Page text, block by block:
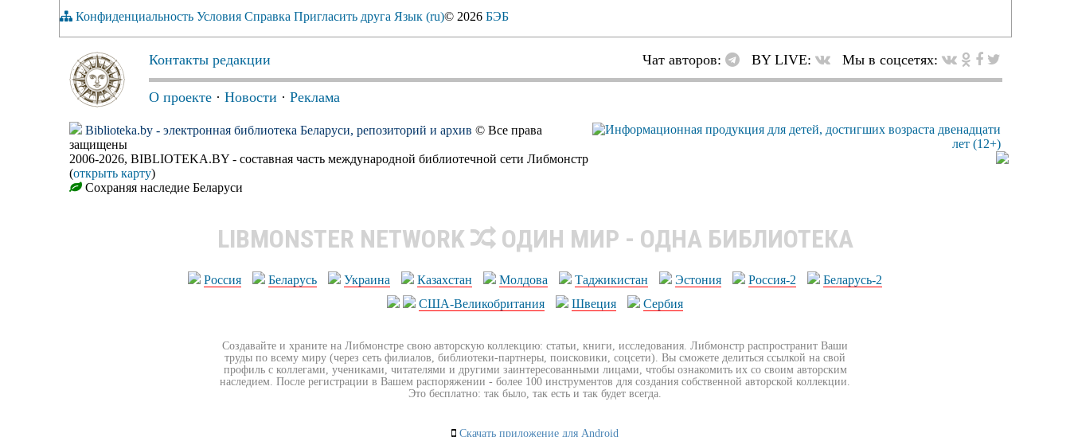
Конфиденциальность Условия Справка Пригласить друга Язык (ru)© 2026 БЭБ
Контакты редакции Чат авторов: BY LIVE: Мы в соцсетях:
О проекте · Новости · Реклама
Biblioteka.by - электронная библиотека Беларуси, репозиторий и архив © Все права
защищены
2006-2026, BIBLIOTEKA.BY - составная часть международной библиотечной сети Либмонстр
(открыть карту)
Сохраняя наследие Беларуси
LIBMONSTER NETWORK ОДИН МИР - ОДНА БИБЛИОТЕКА
Россия Беларусь Украина Казахстан Молдова Таджикистан Эстония Россия-2
Беларусь-2
США-Великобритания
Швеция Сербия
Создавайте и храните на Либмонстре свою авторскую коллекцию: статьи, книги, исследования. Либмонстр распространит Ваши
труды по всему миру (через сеть филиалов, библиотеки-партнеры, поисковики, соцсети). Вы сможете делиться ссылкой на свой
профиль с коллегами, учениками, читателями и другими заинтересованными лицами, чтобы ознакомить их со своим авторским
наследием. После регистрации в Вашем распоряжении - более 100 инструментов для создания собственной авторской коллекции.
Это бесплатно: так было, так есть и так будет всегда.
Скачать приложение для Android